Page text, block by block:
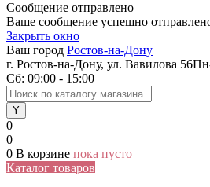
Сообщение отправлено
Ваше сообщение успешно
Закрыть окно
Ваш город Ростов-на-Дону
г. Ростов-на-Дону, ул. Вавилова 56
Сб: 09:00 - 15:00
0
0
0 В корзине пока пусто
Каталог товаров